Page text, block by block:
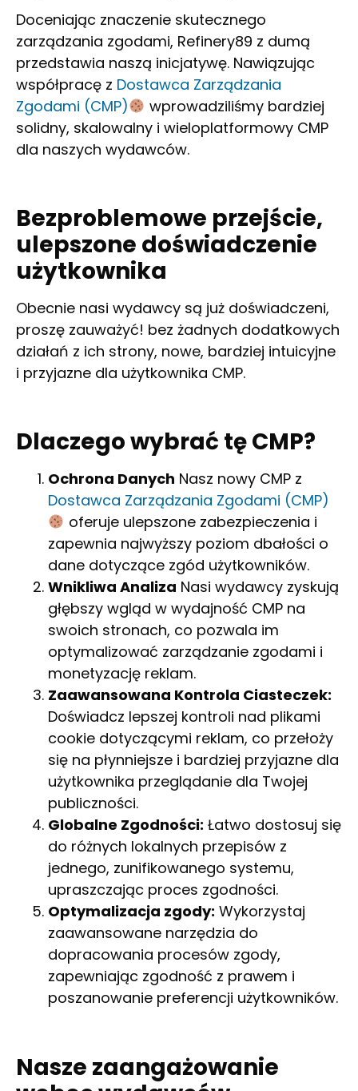
Doceniając znaczenie skutecznego
zarządzania zgodami, Refinery89 z dumą
przedstawia naszą inicjatywę. Nawiązując
współpracę z Dostawca Zarządzania
Zgodami (CMP)
wprowadziliśmy bardziej
solidny, skalowalny i wieloplatformowy CMP
dla naszych wydawców.
Bezproblemowe przejście,
ulepszone doświadczenie
użytkownika
Obecnie nasi wydawcy są już doświadczeni,
proszę zauważyć! bez żadnych dodatkowych
działań z ich strony, nowe, bardziej intuicyjne
i przyjazne dla użytkownika CMP.
Dlaczego wybrać tę CMP?
Ochrona Danych Nasz nowy CMP z
Dostawca Zarządzania Zgodami (CMP)
oferuje ulepszone zabezpieczenia i
zapewnia najwyższy poziom dbałości o
dane dotyczące zgód użytkowników.
Wnikliwa Analiza Nasi wydawcy zyskują
głębszy wgląd w wydajność CMP na
swoich stronach, co pozwala im
optymalizować zarządzanie zgodami i
monetyzację reklam.
Zaawansowana Kontrola Ciasteczek:
Doświadcz lepszej kontroli nad plikami
cookie dotyczącymi reklam, co przełoży
się na płynniejsze i bardziej przyjazne dla
użytkownika przeglądanie dla Twojej
publiczności.
Globalne Zgodności: Łatwo dostosuj się
do różnych lokalnych przepisów z
jednego, zunifikowanego systemu,
upraszczając proces zgodności.
Optymalizacja zgody: Wykorzystaj
zaawansowane narzędzia do
dopracowania procesów zgody,
zapewniając zgodność z prawem i
poszanowanie preferencji użytkowników.
Nasze zaangażowanie